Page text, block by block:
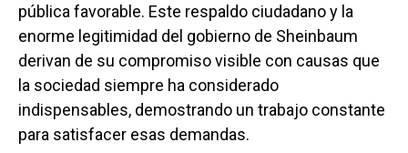
pública favorable. Este respaldo ciudadano y la
enorme legitimidad del gobierno de Sheinbaum
derivan de su compromiso visible con causas que
la sociedad siempre ha considerado
indispensables, demostrando un trabajo constante
para satisfacer esas demandas.